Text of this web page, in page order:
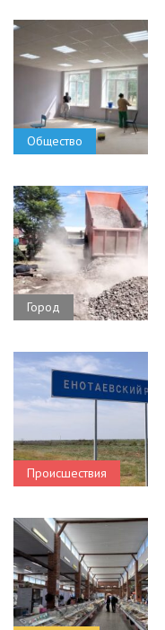
Общество
Город
Происшествия